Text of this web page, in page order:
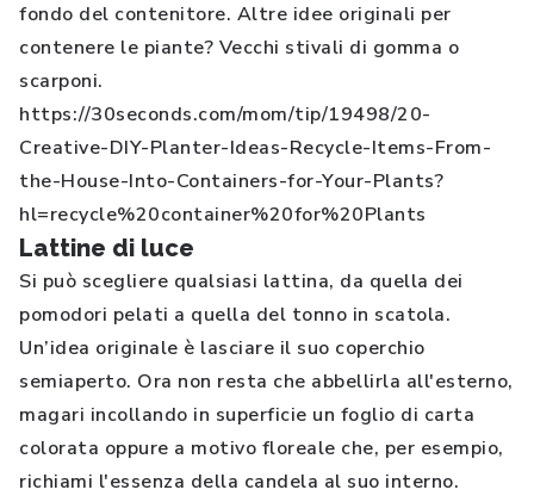
fondo del contenitore. Altre idee originali per
contenere le piante? Vecchi stivali di gomma o
scarponi.
https://30seconds.com/mom/tip/19498/20-
Creative-DIY-Planter-Ideas-Recycle-Items-From-
the-House-Into-Containers-for-Your-Plants?
hl=recycle%20container%20for%20Plants
Lattine di luce
Si può scegliere qualsiasi lattina, da quella dei
pomodori pelati a quella del tonno in scatola.
Un’idea originale è lasciare il suo coperchio
semiaperto. Ora non resta che abbellirla all'esterno,
magari incollando in superficie un foglio di carta
colorata oppure a motivo floreale che, per esempio,
richiami l'essenza della candela al suo interno.